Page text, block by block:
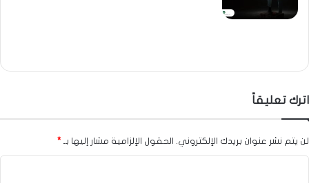
اترك تعليقاً
لن يتم نشر عنوان بريدك الإلكتروني. الحقول الإلزامية مشار إليها بـ *